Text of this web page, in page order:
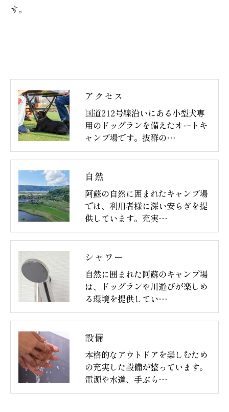
す。
アクセス
国道212号線沿いにある小型犬専
用のドッグランを備えたオートキ
ャンプ場です。抜群の…
自然
阿蘇の自然に囲まれたキャンプ場
では、利用者様に深い安らぎを提
供しています。充実…
シャワー
自然に囲まれた阿蘇のキャンプ場
は、ドッグランや川遊びが楽しめ
る環境を提供してい…
設備
本格的なアウトドアを楽しむため
の充実した設備が整っています。
電源や水道、手ぶら…